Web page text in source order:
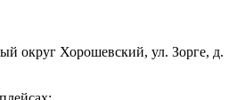
округ Хорошевский, ул. Зорге, д.